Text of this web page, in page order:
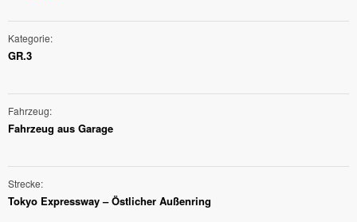
Kategorie
GR.3
Fahrzeug
Fahrzeug aus Garage
Strecke
Tokyo Expressway – Östlicher Außenring